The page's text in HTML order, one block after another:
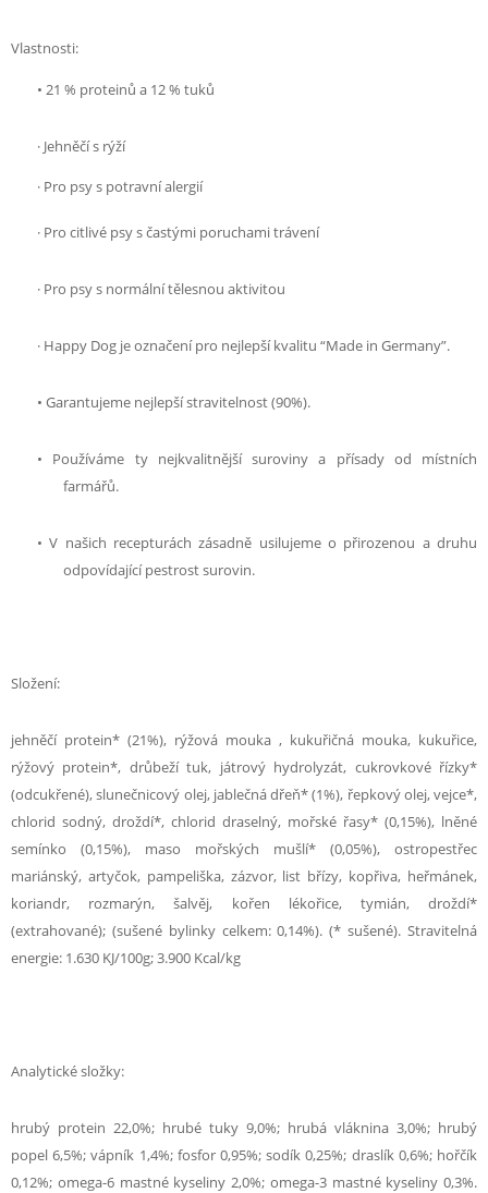
Vlastnosti:
• 21 % proteinů a 12 % tuků
· Jehněčí s rýží
· Pro psy s potravní alergií
· Pro citlivé psy s častými poruchami trávení
· Pro psy s normální tělesnou aktivitou
· Happy Dog je označení pro nejlepší kvalitu “Made in Germany”.
• Garantujeme nejlepší stravitelnost (90%).
• Používáme ty nejkvalitnější suroviny a přísady od místních
farmářů.
• V našich recepturách zásadně usilujeme o přirozenou a druhu
odpovídající pestrost surovin.
Složení:
jehněčí protein* (21%), rýžová mouka , kukuřičná mouka, kukuřice,
rýžový protein*, drůbeží tuk, játrový hydrolyzát, cukrovkové řízky*
(odcukřené), slunečnicový olej, jablečná dřeň* (1%), řepkový olej, vejce*,
chlorid sodný, droždí*, chlorid draselný, mořské řasy* (0,15%), lněné
semínko (0,15%), maso mořských mušlí* (0,05%), ostropestřec
mariánský, artyčok, pampeliška, zázvor, list břízy, kopřiva, heřmánek,
koriandr, rozmarýn, šalvěj, kořen lékořice, tymián, droždí*
(extrahované); (sušené bylinky celkem: 0,14%). (* sušené). Stravitelná
energie: 1.630 KJ/100g; 3.900 Kcal/kg
Analytické složky:
hrubý protein 22,0%; hrubé tuky 9,0%; hrubá vláknina 3,0%; hrubý
popel 6,5%; vápník 1,4%; fosfor 0,95%; sodík 0,25%; draslík 0,6%; hořčík
0,12%; omega-6 mastné kyseliny 2,0%; omega-3 mastné kyseliny 0,3%.